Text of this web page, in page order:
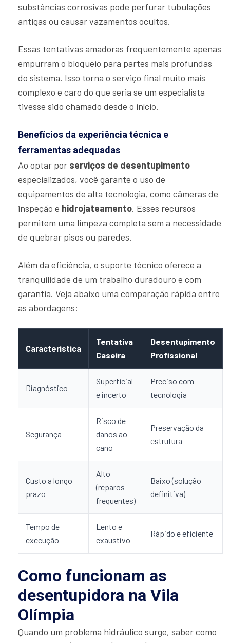
substâncias corrosivas pode perfurar tubulações
antigas ou causar vazamentos ocultos.
Essas tentativas amadoras frequentemente apenas
empurram o bloqueio para partes mais profundas
do sistema. Isso torna o serviço final muito mais
complexo e caro do que seria se um especialista
tivesse sido chamado desde o início.
Benefícios da experiência técnica e
ferramentas adequadas
Ao optar por serviços de desentupimento
especializados, você garante o uso de
equipamentos de alta tecnologia, como câmeras de
inspeção e hidrojateamento. Esses recursos
permitem uma limpeza completa sem a necessidade
de quebrar pisos ou paredes.
Além da eficiência, o suporte técnico oferece a
tranquilidade de um trabalho duradouro e com
garantia. Veja abaixo uma comparação rápida entre
as abordagens:
Característica
Tentativa
Caseira
Desentupimento
Profissional
Diagnóstico
Superficial
e incerto
Preciso com
tecnologia
Segurança
Risco de
danos ao
cano
Preservação da
estrutura
Custo a longo
prazo
Alto
(reparos
frequentes)
Baixo (solução
definitiva)
Tempo de
execução
Lento e
exaustivo
Rápido e eficiente
Como funcionam as
desentupidora na Vila
Olímpia
Quando um problema hidráulico surge, saber como